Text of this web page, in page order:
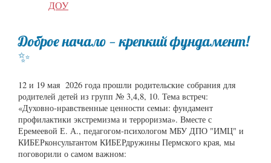
ДОУ
Доброе начало — крепкий фундамент!
✨
12 и 19 мая 2026 года прошли родительские собрания для
родителей детей из групп № 3,4,8, 10. Тема встреч:
«Духовно‑нравственные ценности семьи: фундамент
профилактики экстремизма и терроризма». Вместе с
Еремеевой Е. А., педагогом‑психологом МБУ ДПО "ИМЦ" и
КИБЕРконсультантом КИБЕРдружины Пермского края, мы
поговорили о самом важном: